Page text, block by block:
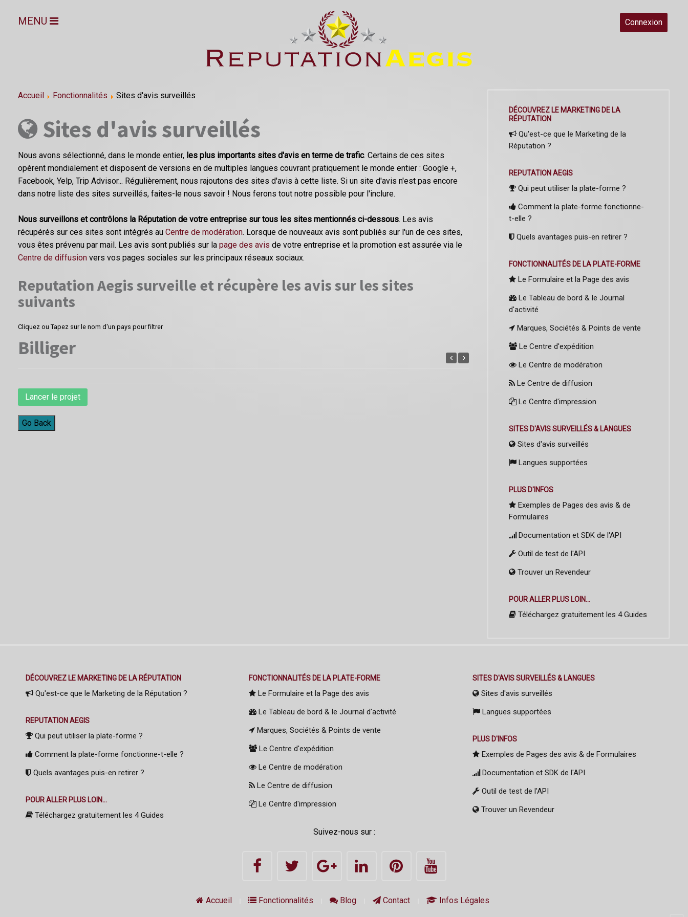
Connexion
MENU
Accueil Fonctionnalités Sites d'avis surveillés
Sites d'avis surveillés
Nous avons sélectionné, dans le monde entier, les plus importants sites d'avis en terme de trafic. Certains de ces sites
opèrent mondialement et disposent de versions en de multiples langues couvrant pratiquement le monde entier : Google +,
Facebook, Yelp, Trip Advisor... Régulièrement, nous rajoutons des sites d'avis à cette liste. Si un site d'avis n'est pas encore
dans notre liste des sites surveillés, faites-le nous savoir ! Nous ferons tout notre possible pour l'inclure.
Nous surveillons et contrôlons la Réputation de votre entreprise sur tous les sites mentionnés ci-dessous. Les avis
récupérés sur ces sites sont intégrés au Centre de modération. Lorsque de nouveaux avis sont publiés sur l'un de ces sites,
vous êtes prévenu par mail. Les avis sont publiés sur la page des avis de votre entreprise et la promotion est assurée via le
Centre de diffusion vers vos pages sociales sur les principaux réseaux sociaux.
Reputation Aegis surveille et récupère les avis sur les sites
suivants
Cliquez ou Tapez sur le nom d'un pays pour filtrer
Billiger
Lancer le projet
Go Back
DÉCOUVREZ LE MARKETING DE LA
RÉPUTATION
Qu'est-ce que le Marketing de la
Réputation ?
REPUTATION AEGIS
Qui peut utiliser la plate-forme ?
Comment la plate-forme fonctionne-
t-elle ?
Quels avantages puis-en retirer ?
FONCTIONNALITÉS DE LA PLATE-FORME
Le Formulaire et la Page des avis
Le Tableau de bord & le Journal
d'activité
Marques, Sociétés & Points de vente
Le Centre d'expédition
Le Centre de modération
Le Centre de diffusion
Le Centre d'impression
SITES D'AVIS SURVEILLÉS & LANGUES
Sites d'avis surveillés
Langues supportées
PLUS D'INFOS
Exemples de Pages des avis & de
Formulaires
Documentation et SDK de l'API
Outil de test de l'API
Trouver un Revendeur
POUR ALLER PLUS LOIN...
Téléchargez gratuitement les 4 Guides
DÉCOUVREZ LE MARKETING DE LA RÉPUTATION
Qu'est-ce que le Marketing de la Réputation ?
REPUTATION AEGIS
Qui peut utiliser la plate-forme ?
Comment la plate-forme fonctionne-t-elle ?
Quels avantages puis-en retirer ?
POUR ALLER PLUS LOIN...
Téléchargez gratuitement les 4 Guides
FONCTIONNALITÉS DE LA PLATE-FORME
Le Formulaire et la Page des avis
Le Tableau de bord & le Journal d'activité
Marques, Sociétés & Points de vente
Le Centre d'expédition
Le Centre de modération
Le Centre de diffusion
Le Centre d'impression
SITES D'AVIS SURVEILLÉS & LANGUES
Sites d'avis surveillés
Langues supportées
PLUS D'INFOS
Exemples de Pages des avis & de Formulaires
Documentation et SDK de l'API
Outil de test de l'API
Trouver un Revendeur
Suivez-nous sur :
Accueil Fonctionnalités Blog Contact Infos Légales